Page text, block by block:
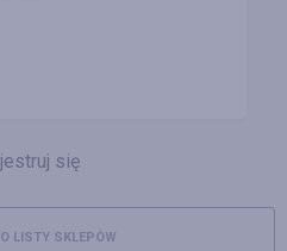
się
LISTY SKLEPÓW